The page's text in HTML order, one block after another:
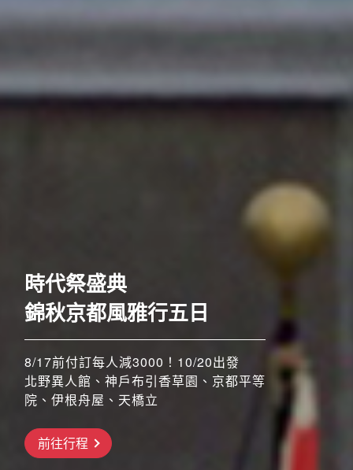
韓國
美加紐澳
搶先GO
時代祭盛典
錦秋京都風雅行五日
8/17前付訂每人減3000！10/20出發
北野異人館、神戶布引香草園、京都平等
院、伊根舟屋、天橋立
前往行程
奢華五星至福列車之旅六
日
52席至福+賞楓勝地
8/17前付訂每人減3000！！11/4、11/5
橫濱三溪園、河口湖紅葉祭、昇仙峽纜
車、三島大橋、高尾山纜車
前往行程